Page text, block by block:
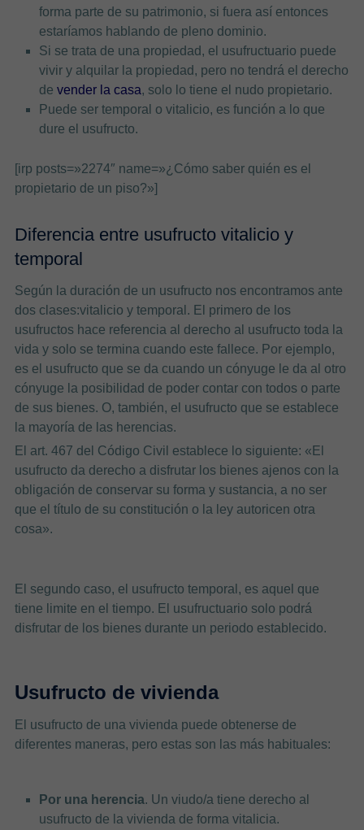
forma parte de su patrimonio, si fuera así entonces
estaríamos hablando de pleno dominio.
Si se trata de una propiedad, el usufructuario puede
vivir y alquilar la propiedad, pero no tendrá el derecho
devender la casa, solo lo tiene el nudo propietario.
Puede ser temporal o vitalicio, es función a lo que
dure el usufructo.
[irp posts=»2274″ name=»¿Cómo saber quién es el
propietario de un piso?»]
Diferencia entre usufructo vitalicio y
temporal
Según la duración de un usufructo nos encontramos ante
dos clases:vitalicio y temporal. El primero de los
usufructos hace referencia al derecho al usufructo toda la
vida y solo se termina cuando este fallece. Por ejemplo,
es el usufructo que se da cuando un cónyuge le da al otro
cónyuge la posibilidad de poder contar con todos o parte
de sus bienes. O, también, el usufructo que se establece
la mayoría de las herencias.
El art. 467 del Código Civil establece lo siguiente: «El
usufructo da derecho a disfrutar los bienes ajenos con la
obligación de conservar su forma y sustancia, a no ser
que el título de su constitución o la ley autoricen otra
cosa».
El segundo caso, el usufructo temporal, es aquel que
tiene limite en el tiempo. El usufructuario solo podrá
disfrutar de los bienes durante un periodo establecido.
Usufructo de vivienda
El usufructo de una vivienda puede obtenerse de
diferentes maneras, pero estas son las más habituales:
Por una herencia. Un viudo/a tiene derecho al
usufructo de la vivienda de forma vitalicia.